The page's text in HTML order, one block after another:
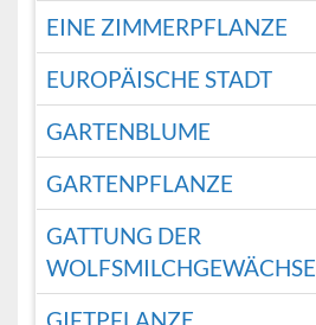
EINE ZIMMERPFLANZE
EUROPÄISCHE STADT
GARTENBLUME
GARTENPFLANZE
GATTUNG DER
WOLFSMILCHGEWÄCHSE
GIFTPFLANZE